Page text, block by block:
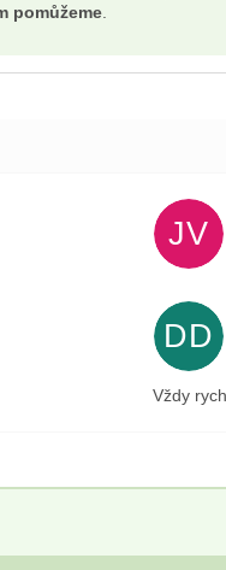
pomůžeme
JV
DD
Vždy